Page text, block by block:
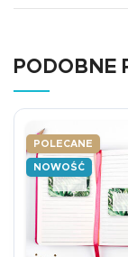
PODOBNE
POLECANE
NOWOŚĆ